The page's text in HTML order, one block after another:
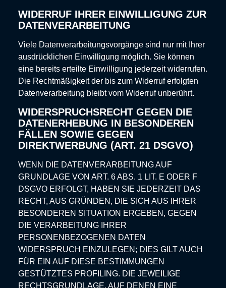
WIDERRUF IHRER EINWILLIGUNG ZUR
DATENVERARBEITUNG
Viele Datenverarbeitungsvorgänge sind nur mit Ihrer
ausdrücklichen Einwilligung möglich. Sie können
eine bereits erteilte Einwilligung jederzeit widerrufen.
Die Rechtmäßigkeit der bis zum Widerruf erfolgten
Datenverarbeitung bleibt vom Widerruf unberührt.
WIDERSPRUCHSRECHT GEGEN DIE
DATENERHEBUNG IN BESONDEREN
FÄLLEN SOWIE GEGEN
DIREKTWERBUNG (ART. 21 DSGVO)
WENN DIE DATENVERARBEITUNG AUF
GRUNDLAGE VON ART. 6 ABS. 1 LIT. E ODER F
DSGVO ERFOLGT, HABEN SIE JEDERZEIT DAS
RECHT, AUS GRÜNDEN, DIE SICH AUS IHRER
BESONDEREN SITUATION ERGEBEN, GEGEN
DIE VERARBEITUNG IHRER
PERSONENBEZOGENEN DATEN
WIDERSPRUCH EINZULEGEN; DIES GILT AUCH
FÜR EIN AUF DIESE BESTIMMUNGEN
GESTÜTZTES PROFILING. DIE JEWEILIGE
RECHTSGRUNDLAGE, AUF DENEN EINE